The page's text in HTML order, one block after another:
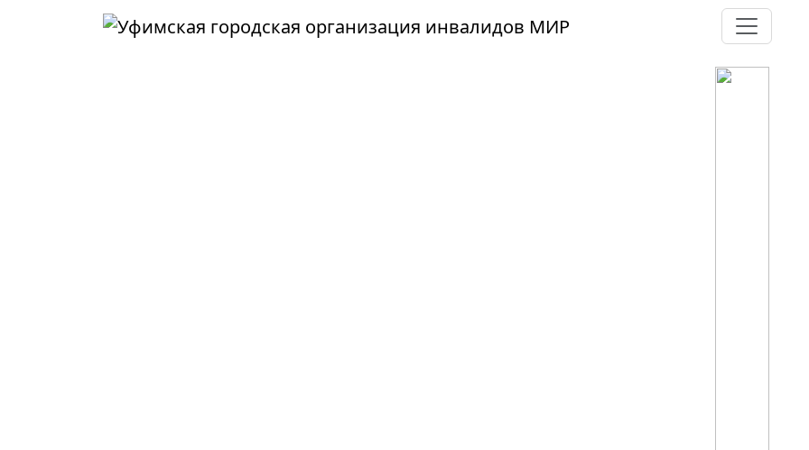
Перейти к основному содержанию